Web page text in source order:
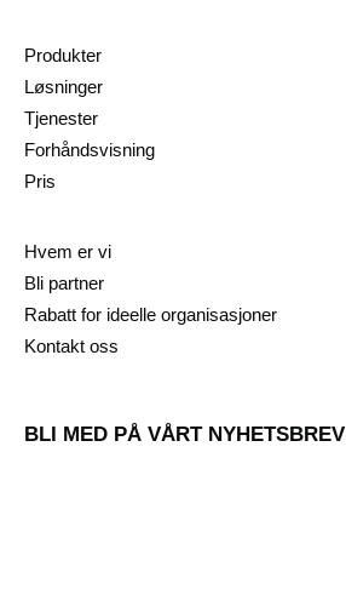
Produkter
Løsninger
Tjenester
Forhåndsvisning
Pris
Hvem er vi
Bli partner
Rabatt for ideelle organisasjoner
Kontakt oss
BLI MED PÅ VÅRT NYHETSBREV